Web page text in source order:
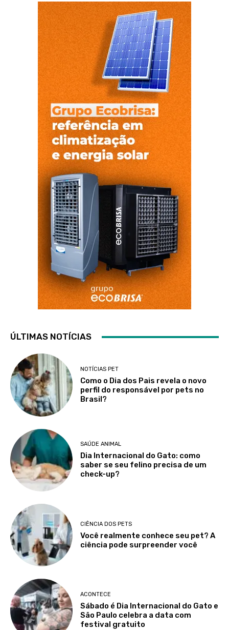
ÚLTIMAS NOTÍCIAS
NOTÍCIAS PET
Como o Dia dos Pais revela o novo
perfil do responsável por pets no
Brasil?
SAÚDE ANIMAL
Dia Internacional do Gato: como
saber se seu felino precisa de um
check-up?
CIÊNCIA DOS PETS
Você realmente conhece seu pet? A
ciência pode surpreender você
ACONTECE
Sábado é Dia Internacional do Gato e
São Paulo celebra a data com
festival gratuito